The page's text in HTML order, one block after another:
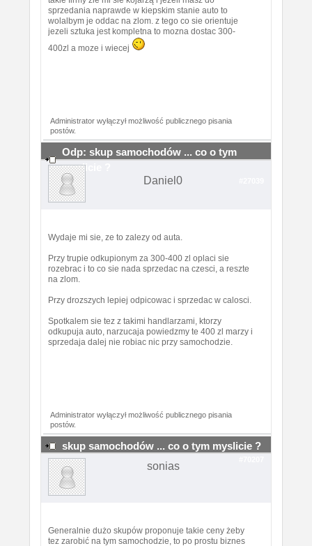
sprzedania naprawde w kiepskim stanie auto to
wolalbym je oddac na zlom. z tego co sie orientuje
jezeli sztuka jest kompletna to mozna dostac 300-
400zl a moze i wiecej
Administrator wyłączył możliwość publicznego pisania
postów.
Odp: skup samochodów ... co o tym
myslicie ?
Daniel0
Wydaje mi sie, ze to zalezy od auta.
Przy trupie odkupionym za 300-400 zl oplaci sie
rozebrac i to co sie nada sprzedac na czesci, a reszte
na zlom.
Przy drozszych lepiej odpicowac i sprzedac w calosci.
Spotkalem sie tez z takimi handlarzami, ktorzy
odkupuja auto, narzucaja powiedzmy te 400 zl marzy i
sprzedaja dalej nie robiac nic przy samochodzie.
Administrator wyłączył możliwość publicznego pisania
postów.
skup samochodów ... co o tym myslicie ?
sonias
Generalnie dużo skupów proponuje takie ceny żeby
tez zarobić na tym samochodzie, to po prostu biznes